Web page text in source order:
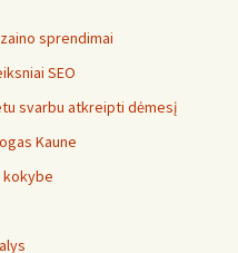
sprendimai
SEO
svarbu atkreipti dėmesį
Kaune
kokybe